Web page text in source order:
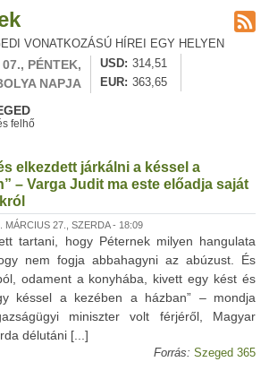
VONATKOZÁSÚ HÍREI EGY HELYEN
PÉNTEK,
NAPJA
USD
314,51
EUR
363,65
felhő
elkezdett járkálni a késsel a
– Varga Judit ma este előadja saját
MÁRCIUS 27., SZERDA - 18:09
tartani, hogy Péternek milyen hangulata
nem fogja abbahagyni az abúzust. És
odament a konyhába, kivett egy kést és
késsel a kezében a házban” – mondja
miniszter volt férjéről, Magyar
délutáni [...]
Forrás: Szeged 365